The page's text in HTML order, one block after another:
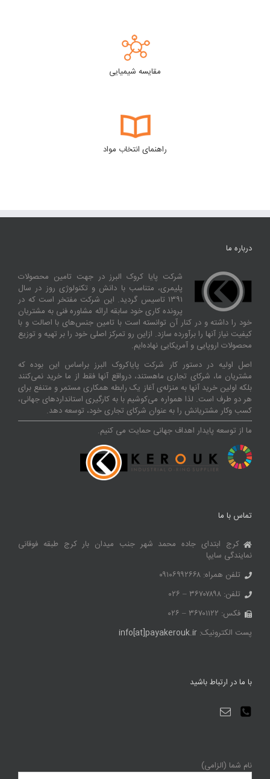
مقایسه شیمیایی
راهنمای انتخاب مواد
درباره ما
شرکت پایا کروک البرز در جهت تامین محصولات
پلیمری، متناسب با دانش و تکنولوژی روز در سال
۱۳۹۱ تاسیس گردید. این شرکت مفتخر است که در
پرونده کاری خود سابقه ارائه مشاوره فنی به مشتریان
خود را داشته و در کنار آن توانسته‌ است با تامین جنس‌های با اصالت و با
کیفیت نیاز آنها را برآورده سازد. ازاین‌ رو تمرکز اصلی خود را بر تهیه و توزیع
محصولات اروپایی و آمریکایی نهاده‌ایم.
اصل اولیه در دستور کار شرکت پایاکروک البرز براساس این بوده که
مشتریان ما، شرکای تجاری ماهستند، درواقع آنها فقط از ما خرید نمی‌کنند
بلکه اولین خرید آنها به منزله‌ی آغاز یک رابطه همکاری مستمر و متنفع برای
هر دو طرف است. لذا همواره می‌کوشیم با به کارگیری استانداردهای جهانی،
کسب‌ و‌کار مشتریانش را به عنوان شرکای تجاری خود، توسعه دهد.
ما از توسعه پایدار اهداف جهانی حمایت می کنیم.
تماس با ما
کرج ابتدای جاده محمد شهر جنب میدان بار کرج طبقه فوقانی
نمایندگی سایپا
تلفن همراه: ۰۹۱۰۶۹۹۲۶۶۸
تلفن: ۳۶۷۰۷۸۹۸ – ۰۲۶
فکس: ۳۶۷۰۱۱۲۲ – ۰۲۶
پست الکترونیک: info[at]payakerouk.ir
با ما در ارتباط باشید
نام شما (الزامی)